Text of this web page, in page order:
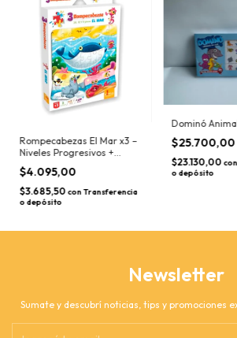
Rompecabezas El Mar x3 –
Niveles Progresivos +
Actividades
$4.095,00
$3.685,50 con Transferencia
o depósito
Dominó
$25.700,00
$23.130,00 con
o depósito
Newsletter
Sumate y descubrí noticias, tips y promociones